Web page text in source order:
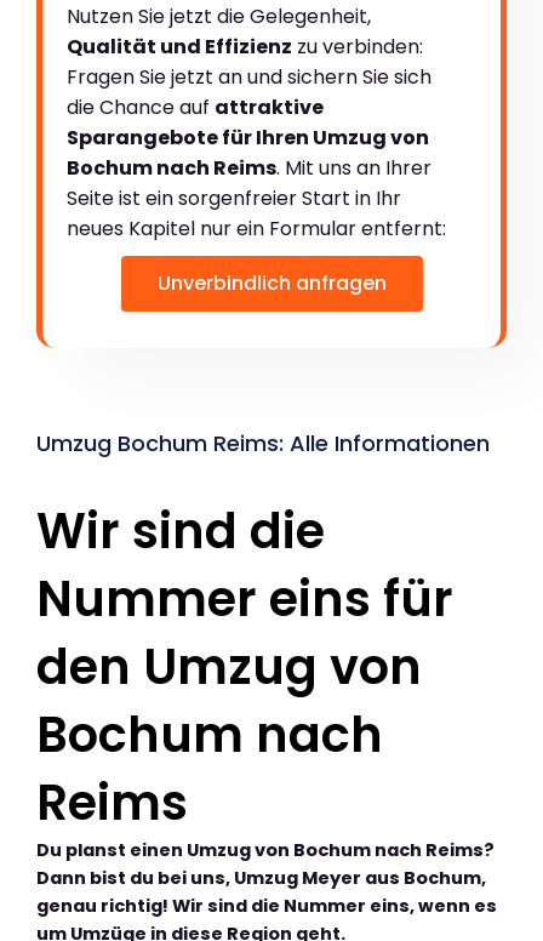
Nutzen Sie jetzt die Gelegenheit,
Qualität und Effizienz zu verbinden:
Fragen Sie jetzt an und sichern Sie sich
die Chance auf attraktive
Sparangebote für Ihren Umzug von
Bochum nach Reims. Mit uns an Ihrer
Seite ist ein sorgenfreier Start in Ihr
neues Kapitel nur ein Formular entfernt:
Unverbindlich anfragen
Umzug Bochum Reims: Alle Informationen
Wir sind die
Nummer eins für
den Umzug von
Bochum nach
Reims
Du planst einen Umzug von Bochum nach Reims?
Dann bist du bei uns, Umzug Meyer aus Bochum,
genau richtig! Wir sind die Nummer eins, wenn es
um Umzüge in diese Region geht.